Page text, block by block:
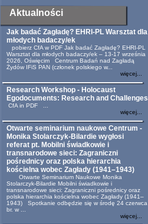
Aktualności
Jak badać Zagładę? EHRI-PL Warsztat dla
młodych badaczy/ek
pobierz CfA w PDF Jak badać Zagładę? EHRI-PL
Warsztat dla młodych badaczy/ek – 13-17 września
2026, Oświęcim Centrum Badań nad Zagładą
Żydów IFiS PAN (członek polskiego w...
więcej...
Research Workshop - Holocaust
Egodocuments: Research and Challenges
CfA in PDF ...
więcej...
Otwarte seminarium naukowe Centrum -
Monika Stolarczyk-Bilardie wygłosi
referat pt. Mobilni świadkowie i
transnarodowe sieci: Zagraniczni
pośrednicy oraz polska hierarchia
kościelna wobec Zagłady (1941–1943)
Otwarte Seminarium Naukowe Monika
Stolarczyk-Bilardie Mobilni świadkowie i
transnarodowe sieci: Zagraniczni pośrednicy oraz
polska hierarchia kościelna wobec Zagłady (1941–
1943) Spotkanie odbędzie się w środę 24 czerwca
br. w ...
więcej...